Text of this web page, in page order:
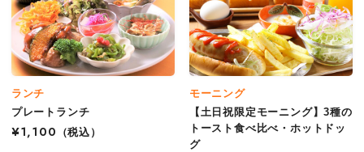
ランチ
プレートランチ
¥1,100
（税込）
モーニング
【土日祝限定モーニング】3種の
トースト食べ比べ・ホットドッ
グ